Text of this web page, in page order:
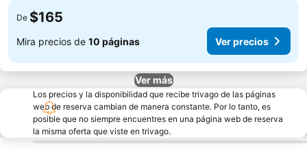
De $165
Mira precios de 10 páginas Ver precios
Ver más
Los precios y la disponibilidad que recibe trivago de las páginas
web de reserva cambian de manera constante. Por lo tanto, es
posible que no siempre encuentres en una página web de reserva
la misma oferta que viste en trivago.